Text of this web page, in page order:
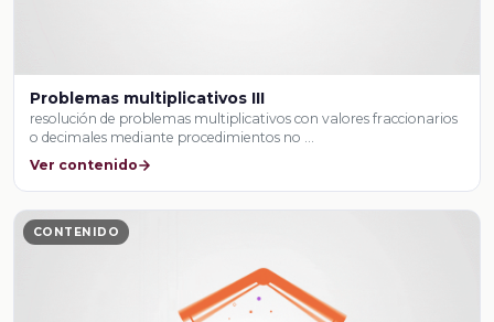
Problemas multiplicativos III
resolución de problemas multiplicativos con valores fraccionarios
o decimales mediante procedimientos no …
Ver contenido
CONTENIDO